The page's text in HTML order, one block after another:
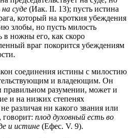
суде (Иак. II. 13); пусть истина
который на кроткия убеждения
злобы, но пусть милость
в ножны его, как скоро
враг покорится убеждениям
соединения истины с милостию
и владеющим. Он
правильном разумении, может и
и на низких степенях
различая ни какого звания или
плод духовный есть во
и истине (Ефес. V. 9).